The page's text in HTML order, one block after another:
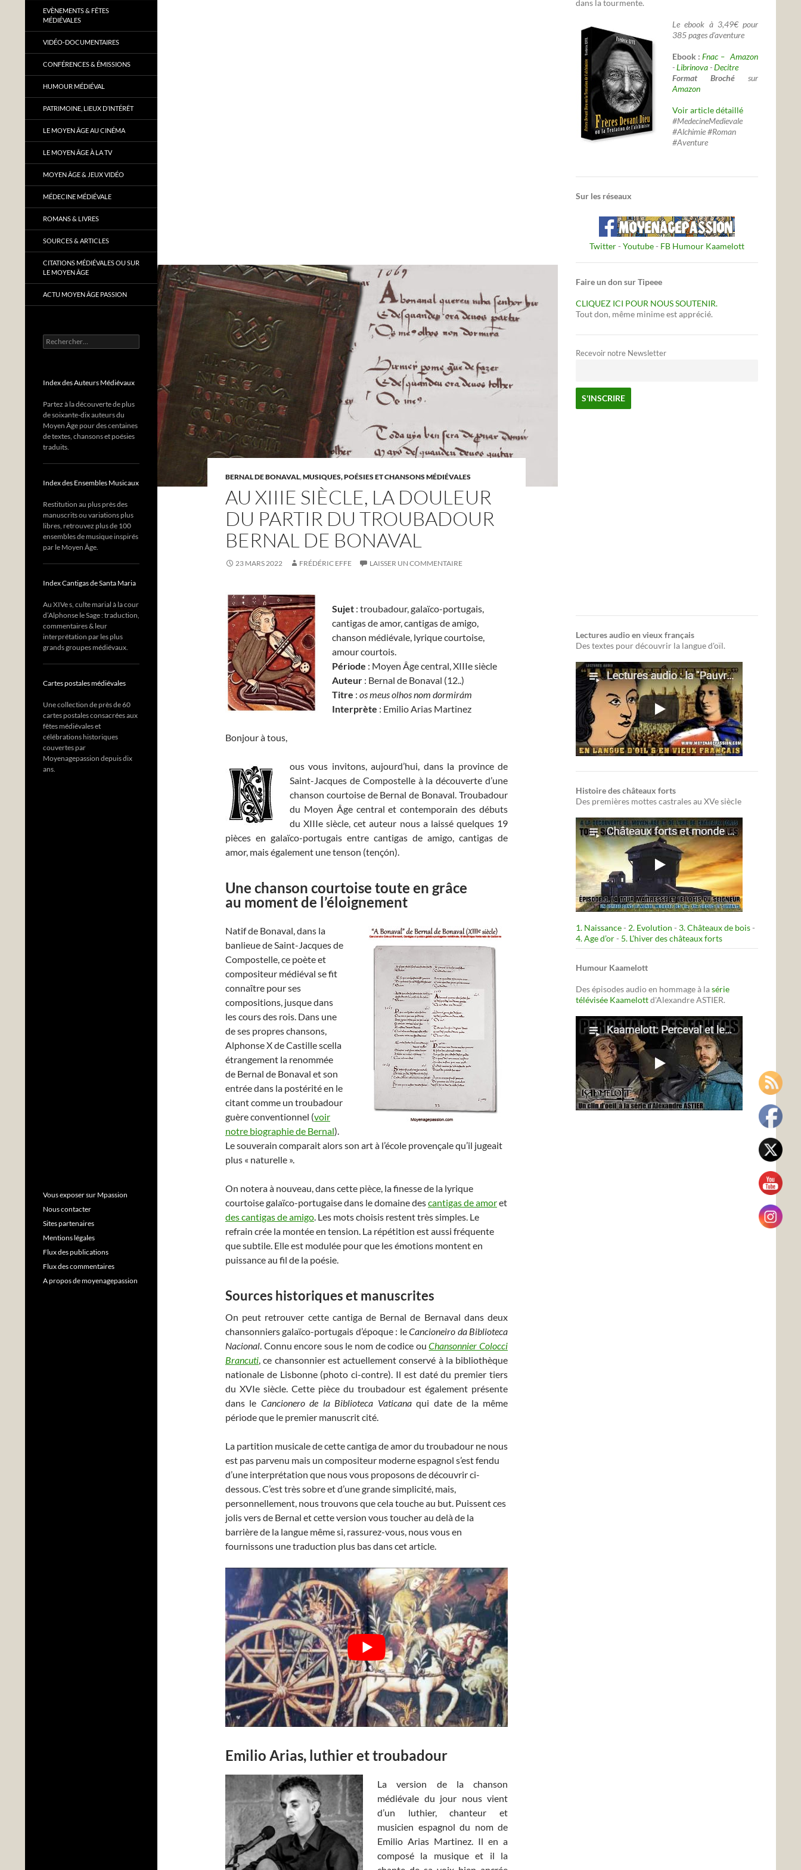
BERNAL DE BONAVAL,MUSIQUES, POÉSIES ET CHANSONS MÉDIÉVALES
AU XIIIE SIÈCLE, LA DOULEUR
DU PARTIR DU TROUBADOUR
BERNAL DE BONAVAL
23 MARS 2022 FRÉDÉRIC EFFE LAISSER UN COMMENTAIRE
Sujet : troubadour, galaïco-portugais,
cantigas de amor, cantigas de amigo,
chanson médiévale, lyrique courtoise,
amour courtois.
Période : Moyen Âge central, XIIIe siècle
Auteur : Bernal de Bonaval (12..)
Titre : os meus olhos nom dormirám
Interprète : Emilio Arias Martinez
Bonjour à tous,
ous vous invitons, aujourd’hui, dans la province de
Saint-Jacques de Compostelle à la découverte d’une
chanson courtoise de Bernal de Bonaval. Troubadour
du Moyen Âge central et contemporain des débuts
du XIIIe siècle, cet auteur nous a laissé quelques 19
pièces en galaïco-portugais entre cantigas de amigo, cantigas de
amor, mais également une tenson (tençón).
Une chanson courtoise toute en grâce
au moment de l’éloignement
Natif de Bonaval, dans la
banlieue de Saint-Jacques de
Compostelle, ce poète et
compositeur médiéval se fit
connaître pour ses
compositions, jusque dans
les cours des rois. Dans une
de ses propres chansons,
Alphonse X de Castille scella
étrangement la renommée
de Bernal de Bonaval et son
entrée dans la postérité en le
citant comme un troubadour
guère conventionnel (voir
notre biographie de Bernal).
Le souverain comparait alors son art à l’école provençale qu’il jugeait
plus « naturelle ».
On notera à nouveau, dans cette pièce, la finesse de la lyrique
courtoise galaïco-portugaise dans le domaine descantigas de amoret
des cantigas de amigo. Les mots choisis restent très simples. Le
refrain crée la montée en tension. La répétition est aussi fréquente
que subtile. Elle est modulée pour que les émotions montent en
puissance au fil de la poésie.
Sources historiques et manuscrites
On peut retrouver cette cantiga de Bernal de Bernaval dans deux
chansonniers galaïco-portugais d’époque : leCancioneiro da Biblioteca
Nacional. Connu encore sous le nom de codice ouChansonnier Colocci
Brancuti, ce chansonnier est actuellement conservé à la bibliothèque
nationale de Lisbonne (photo ci-contre). Il est daté du premier tiers
du XVIe siècle. Cette pièce du troubadour est également présente
dans le Cancionero de la Biblioteca Vaticanaqui date de la même
période que le premier manuscrit cité.
La partition musicale de cette cantiga de amor du troubadour ne nous
est pas parvenu mais un compositeur moderne espagnol s’est fendu
d’une interprétation que nous vous proposons de découvrir ci-
dessous. C’est très sobre et d’une grande simplicité, mais,
personnellement, nous trouvons que cela touche au but. Puissent ces
jolis vers de Bernal et cette version vous toucher au delà de la
barrière de la langue même si, rassurez-vous, nous vous en
fournissons une traduction plus bas dans cet article.
Emilio Arias, luthier et troubadour
La version de la chanson
médiévale du jour nous vient
d’un luthier, chanteur et
musicien espagnol du nom de
Emilio Arias Martinez. Il en a
composé la musique et il la
dans la tourmente.
Le ebook à 3,49€ pour
385 pages d'aventure
Ebook :Fnac – Amazon
-Librinova-Decitre
Format Broché sur
Amazon
Voir article détaillé
#MedecineMedievale
#Alchimie #Roman
#Aventure
Sur les réseaux
Twitter- Youtube- FB Humour Kaamelott
Faire un don sur Tipeee
CLIQUEZ ICI POUR NOUS SOUTENIR.
Tout don, même minime est apprécié.
Recevoir notre Newsletter
Lectures audio en vieux français
Des textes pour découvrir la langue d'oïl.
Histoire des châteaux forts
Des premières mottes castrales au XVe siècle
1. Naissance- 2. Evolution - 3. Châteaux de bois-
4. Age d’or- 5. L’hiver des châteaux forts
Humour Kaamelott
Des épisodes audio en hommage à lasérie
télévisée Kaamelottd'Alexandre ASTIER.
EVÈNEMENTS & FÊTES
MÉDIÉVALES
VIDÉO-DOCUMENTAIRES
CONFÉRENCES & ÉMISSIONS
HUMOUR MÉDIÉVAL
PATRIMOINE, LIEUX D’INTÉRÊT
LE MOYEN ÂGE AU CINÉMA
LE MOYEN ÂGE À LA TV
MOYEN ÂGE & JEUX VIDÉO
MÉDECINE MÉDIÉVALE
ROMANS & LIVRES
SOURCES & ARTICLES
CITATIONS MÉDIÉVALES OU SUR
LE MOYEN ÂGE
ACTU MOYEN ÂGE PASSION
Rechercher :
Index des Auteurs Médiévaux
Partez à la découverte de plus
de soixante-dix auteurs du
Moyen Âge pour des centaines
de textes, chansons et poésies
traduits.
Index des Ensembles Musicaux
Restitution au plus près des
manuscrits ou variations plus
libres, retrouvez plus de 100
ensembles de musique inspirés
par le Moyen Âge.
Index Cantigas de Santa Maria
Au XIVe s, culte marial à la cour
d’Alphonse le Sage : traduction,
commentaires & leur
interprétation par les plus
grands groupes médiévaux.
Cartes postales médiévales
Une collection de près de 60
cartes postales consacrées aux
fêtes médiévales et
célébrations historiques
couvertes par
Moyenagepassion depuis dix
ans.
Vous exposer sur Mpassion
Nous contacter
Sites partenaires
Mentions légales
Flux des publications
Flux des commentaires
A propos de moyenagepassion